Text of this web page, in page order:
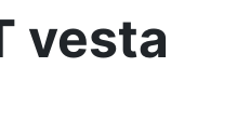
vesta